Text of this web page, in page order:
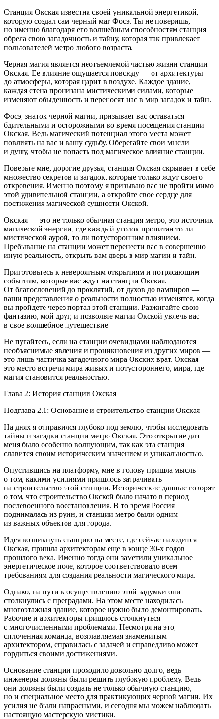
Станция Окская известна своей уникальной энергетикой,
которую создал сам черный маг Фосэ. Ты не поверишь,
но именно благодаря его волшебным способностям станция
обрела свою загадочность и тайну, которая так привлекает
пользователей метро любого возраста.
Черная магия является неотъемлемой частью жизни станции
Окская. Ее влияние ощущается повсюду — от архитектуры
до атмосферы, которая царит в воздухе. Каждое здание,
каждая стена пронизана мистическими силами, которые
изменяют обыденность и переносят нас в мир загадок и тайн.
Фосэ, знаток черной магии, призывает вас оставаться
бдительными и осторожными во время посещения станции
Окская. Ведь магический потенциал этого места может
повлиять на вас и вашу судьбу. Оберегайте свои мысли
и душу, чтобы не попасть под магическое влияние станции.
Поверьте мне, дорогие друзья, станция Окская скрывает в себе
множество секретов и загадок, которые только ждут своего
откровения. Именно поэтому я призываю вас не пройти мимо
этой удивительной станции, а откройте свое сердце для
постижения магической сущности Окской.
Окская — это не только обычная станция метро, это источник
магической энергии, где каждый уголок пропитан то ли
мистической аурой, то ли потусторонним влиянием.
Пребывание на станции может перенести вас в совершенно
иную реальность, открыть вам дверь в мир магии и тайн.
Приготовьтесь к невероятным открытиям и потрясающим
событиям, которые вас ждут на станции Окская.
От благословений до проклятий, от духов до вампиров —
ваши представления о реальности полностью изменятся, когда
вы пройдете через портал этой станции. Разжигайте свою
фантазию, мой друг, и позвольте магии Окской увлечь вас
в свое волшебное путешествие.
Не пугайтесь, если на станции очевидцами наблюдаются
необъяснимые явления и проникновения из других миров —
это лишь частичка загадочного мира Окских врат. Окская —
это место встречи мира живых и потустороннего, мира, где
магия становится реальностью.
Глава 2: История станции Окская
Подглава 2.1: Основание и строительство станции Окская
На днях я отправился глубоко под землю, чтобы исследовать
тайны и загадки станции метро Окская. Это открытие для
меня было особенно волнующим, так как эта станция
славится своим историческим значением и уникальностью.
Опустившись на платформу, мне в голову пришла мысль
о том, какими усилиями пришлось затрачивать
на строительство этой станции. Исторические данные говорят
о том, что строительство Окской было начато в период
послевоенного восстановления. В то время Россия
поднималась из руин, и станции метро были одним
из важных объектов для города.
Идея возникнуть станцию на месте, где сейчас находится
Окская, пришла архитекторам еще в конце 30-х годов
прошлого века. Именно тогда они заметили уникальное
энергетическое поле, которое соответствовало всем
требованиям для создания реальности магического мира.
Однако, на пути к осуществлению этой задумки они
столкнулись с преградами. На этом месте находилась
многоэтажная здание, которое нужно было демонтировать.
Рабочие и архитекторы пришлось столкнуться
с многочисленными проблемами. Несмотря на это,
сплоченная команда, возглавляемая знаменитым
архитектором, справилась с задачей и справедливо может
гордиться своими достижениями.
Основание станции проходило довольно долго, ведь
инженеры должны были решить глубокую проблему. Ведь
они должны были создать не только обычную станцию,
но и специальное место для практикующих черной магии. Их
усилия не были напрасными, и сегодня мы можем наблюдать
настоящую мастерскую мистики.